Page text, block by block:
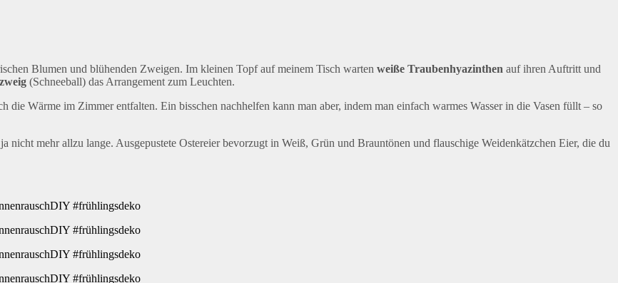
Blumen und blühenden Zweigen. Im kleinen Topf auf meinem Tisch warten weiße Traubenhyazinthen auf ihren Auftritt und
(Schneeball) das Arrangement zum Leuchten.
Wärme im Zimmer entfalten. Ein bisschen nachhelfen kann man aber, indem man einfach warmes Wasser in die Vasen füllt – so
nicht mehr allzu lange. Ausgepustete Ostereier bevorzugt in Weiß, Grün und Brauntönen und flauschige Weidenkätzchen Eier, die du